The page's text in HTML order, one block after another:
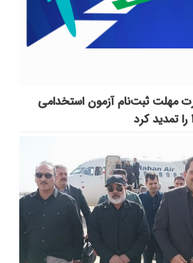
مهلت ثبت‌نام آزمون استخدامی